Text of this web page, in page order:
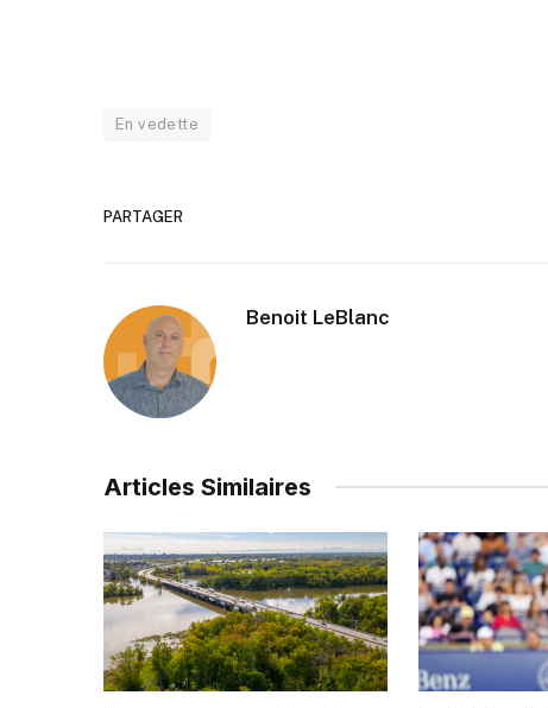
En vedette
PARTAGER
Benoit LeBlanc
Articles Similaires